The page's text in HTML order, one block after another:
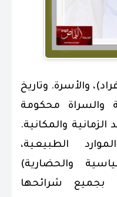
والأسرة. وتاريخ
والسراة محكومة
الزمانية والمكانية.
الطبيعية،
والحضارية)
بجميع شرائحها